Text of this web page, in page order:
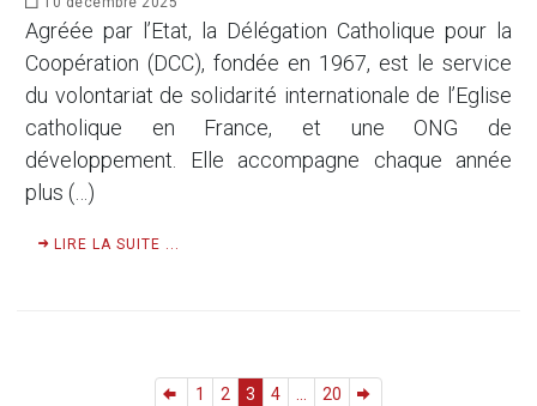
Agréée par l’Etat, la Délégation Catholique pour la
Coopération (DCC), fondée en 1967, est le service
du volontariat de solidarité internationale de l’Eglise
catholique en France, et une ONG de
développement. Elle accompagne chaque année
plus (…)
LIRE LA SUITE ...
1 2 3 4 20